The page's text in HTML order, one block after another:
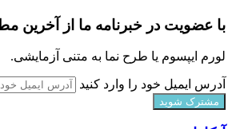
با عضویت در خبرنامه ما از آخرین
لورم ایپسوم یا طرح‌ نما به متنی آزمایشی.
آدرس ایمیل خود را وارد کنید